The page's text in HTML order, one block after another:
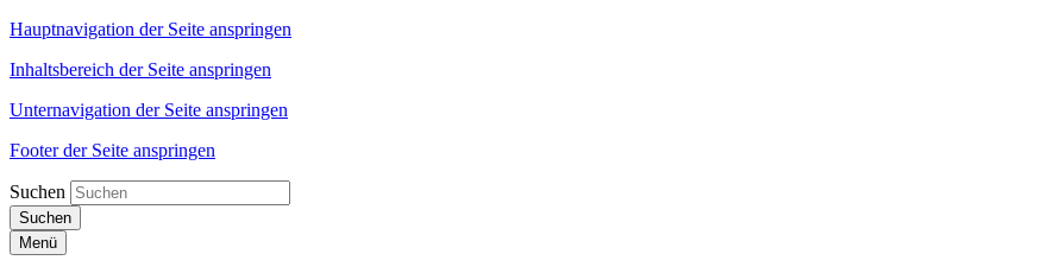
Hauptnavigation der Seite anspringen
Inhaltsbereich der Seite anspringen
Unternavigation der Seite anspringen
Footer der Seite anspringen
Suchen
Suchen
Menü